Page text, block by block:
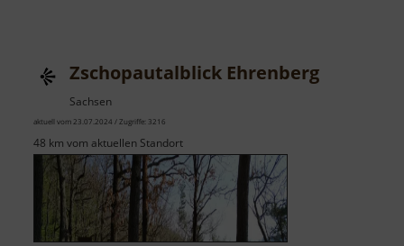
Zschopautalblick Ehrenberg
Sachsen
aktuell vom 23.07.2024 / Zugriffe: 3216
48 km vom aktuellen Standort